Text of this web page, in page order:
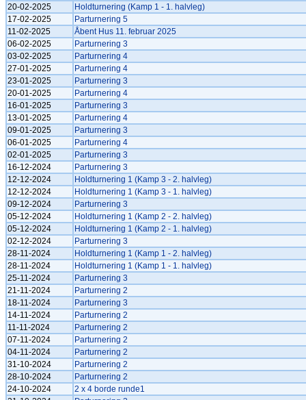
20-02-2025
Holdturnering (Kamp 1 - 1. halvleg)
17-02-2025
Parturnering 5
11-02-2025
Åbent Hus 11. februar 2025
06-02-2025
Parturnering 3
03-02-2025
Parturnering 4
27-01-2025
Parturnering 4
23-01-2025
Parturnering 3
20-01-2025
Parturnering 4
16-01-2025
Parturnering 3
13-01-2025
Parturnering 4
09-01-2025
Parturnering 3
06-01-2025
Parturnering 4
02-01-2025
Parturnering 3
16-12-2024
Parturnering 3
12-12-2024
Holdturnering 1 (Kamp 3 - 2. halvleg)
12-12-2024
Holdturnering 1 (Kamp 3 - 1. halvleg)
09-12-2024
Parturnering 3
05-12-2024
Holdturnering 1 (Kamp 2 - 2. halvleg)
05-12-2024
Holdturnering 1 (Kamp 2 - 1. halvleg)
02-12-2024
Parturnering 3
28-11-2024
Holdturnering 1 (Kamp 1 - 2. halvleg)
28-11-2024
Holdturnering 1 (Kamp 1 - 1. halvleg)
25-11-2024
Parturnering 3
21-11-2024
Parturnering 2
18-11-2024
Parturnering 3
14-11-2024
Parturnering 2
11-11-2024
Parturnering 2
07-11-2024
Parturnering 2
04-11-2024
Parturnering 2
31-10-2024
Parturnering 2
28-10-2024
Parturnering 2
24-10-2024
2 x 4 borde runde1